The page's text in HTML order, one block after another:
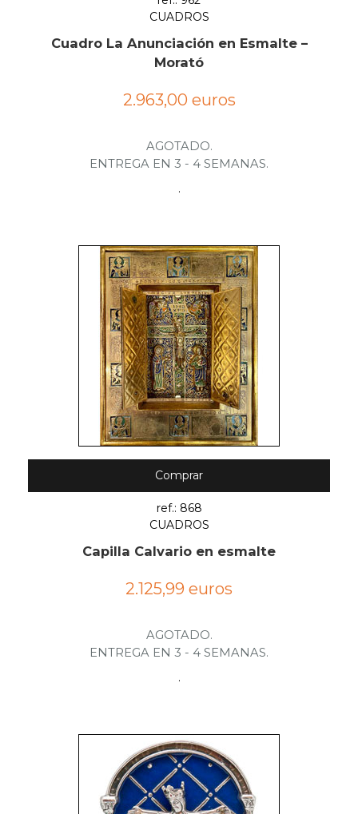
CUADROS
Cuadro La Anunciación en Esmalte –
Morató
2.963,00 euros
AGOTADO.
ENTREGA EN 3 - 4 SEMANAS.
.
Comprar
ref.: 868
CUADROS
Capilla Calvario en esmalte
2.125,99 euros
AGOTADO.
ENTREGA EN 3 - 4 SEMANAS.
.